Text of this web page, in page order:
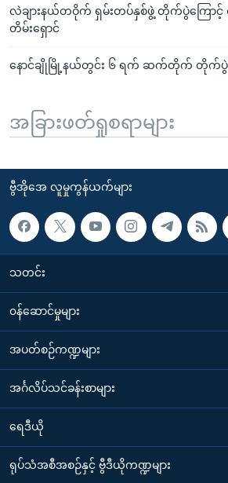
လဲချားနယ်တဝိုက် ရှမ်းတပ်နှစ်ဖွဲ့ တိုက်ပွဲကြော
တိမ်းရှောင်
နောင်ချိုမြို့နယ်တွင်း ၆ ရက် ဆက်တိုက် တိုက်ပွဲ
အခြားဖတ်ရှုစရာများ
ဗွီအိုအေ လူမှုကွန်ယက်များ
သတင်း
၀န်ဆောင်မှုများ
အပတ်စဉ်ကဏ္ဍများ
အင်္ဂလိပ်သင်ခန်းစာများ
ရေဒီယို
ရုပ်သံအစီအစဉ်နှင့် ဗွီဒီယိုကဏ္ဍများ